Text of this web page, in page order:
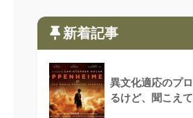
新着記事
異文化適応のプ
るけど、聞こえ